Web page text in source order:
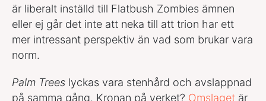
är liberalt inställd till Flatbush Zombies ämnen
eller ej går det inte att neka till att trion har ett
mer intressant perspektiv än vad som brukar vara
norm.
Palm Trees lyckas vara stenhård och avslappnad
på samma gång. Kronan på verket? Omslaget är